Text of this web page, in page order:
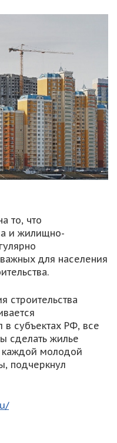
то, что
и жилищно-
для населения
строительства
в субъектах РФ, все
сделать жилье
каждой молодой
подчеркнул